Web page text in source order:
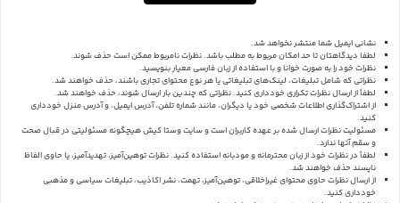
نشانی ایمیل شما منتشر نخواهد شد.
لطفا دیدگاهتان تا حد امکان مربوط به مطلب باشد. نظرات نامربوط ممکن است حذف شوند.
نظرات خود را به صورت خوانا و با استفاده از زبان فارسی معیار بنویسید.
نظراتی که شامل تبلیغات، لینک‌های تبلیغاتی یا هر نوع محتوای تجاری باشند، حذف خواهند شد.
لطفاً از ارسال نظرات تکراری خودداری کنید. نظراتی که چندین بار ارسال شوند، حذف خواهند شد.
از اشتراک‌گذاری اطلاعات شخصی خود یا دیگران، مانند شماره تلفن، آدرس ایمیل، و آدرس منزل خودداری
کنید.
مسئولیت نظرات ارسال شده بر عهده کاربران است و سایت وستا کیش هیچگونه مسئولیتی در قبال صحت
و سقم آنها ندارد.
لطفاً در نظرات خود از زبان محترمانه و مودبانه استفاده کنید. نظرات توهین‌آمیز، تهدیدآمیز، یا حاوی الفاظ
ناپسند حذف خواهند شد.
از ارسال نظرات حاوی محتوای غیراخلاقی، توهین‌آمیز، تهمت، نشر اکاذیب، تبلیغات سیاسی و مذهبی
خودداری کنید.